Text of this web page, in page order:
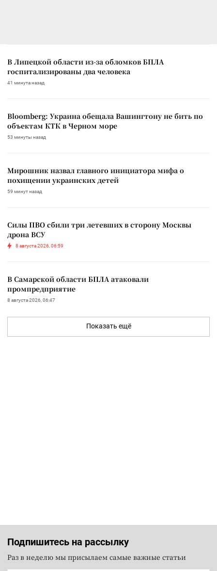
В Липецкой области из-за обломков БПЛА
госпитализированы два человека
41 минута назад
Bloomberg: Украина обещала Вашингтону не бить по
объектам КТК в Черном море
53 минуты назад
Мирошник назвал главного инициатора мифа о
похищении украинских детей
59 минут назад
Силы ПВО сбили три летевших в сторону Москвы
дрона ВСУ
8 августа 2026, 06:59
В Самарской области БПЛА атаковали
промпредприятие
8 августа 2026, 06:47
Показать ещё
Подпишитесь на рассылку
Раз в неделю мы присылаем самые важные статьи